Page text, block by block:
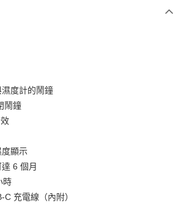
中國信託商業銀行
行
星展（台灣）商業銀行
度計的鬧鐘
鬧鐘
度顯示
6 個月
時
充電線（內附）